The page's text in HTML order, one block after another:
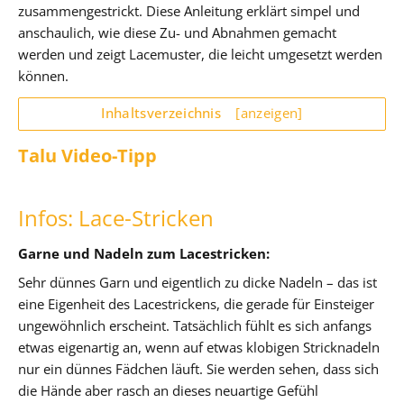
zusammengestrickt. Diese Anleitung erklärt simpel und
anschaulich, wie diese Zu- und Abnahmen gemacht
werden und zeigt Lacemuster, die leicht umgesetzt werden
können.
Inhaltsverzeichnis [anzeigen]
Talu Video-Tipp
Infos: Lace-Stricken
Garne und Nadeln zum Lacestricken:
Sehr dünnes Garn und eigentlich zu dicke Nadeln – das ist
eine Eigenheit des Lacestrickens, die gerade für Einsteiger
ungewöhnlich erscheint. Tatsächlich fühlt es sich anfangs
etwas eigenartig an, wenn auf etwas klobigen Stricknadeln
nur ein dünnes Fädchen läuft. Sie werden sehen, dass sich
die Hände aber rasch an dieses neuartige Gefühl